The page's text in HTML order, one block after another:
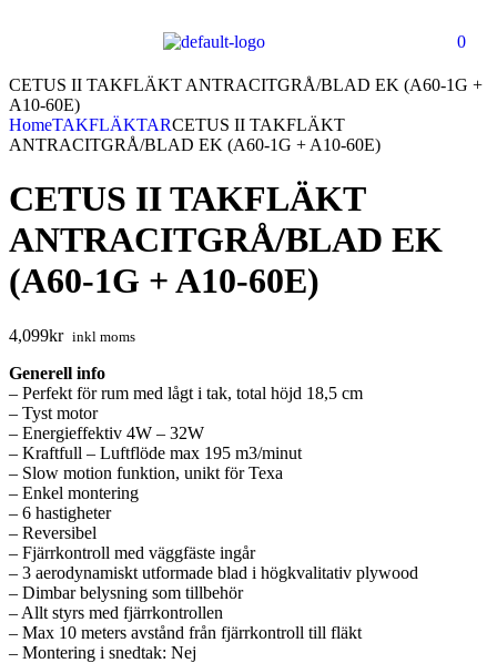
0
CETUS II TAKFLÄKT ANTRACITGRÅ/BLAD EK (A60-1G +
A10-60E)
HomeTAKFLÄKTARCETUS II TAKFLÄKT
ANTRACITGRÅ/BLAD EK (A60-1G + A10-60E)
CETUS II TAKFLÄKT
ANTRACITGRÅ/BLAD EK
(A60-1G + A10-60E)
4,099kr inkl moms
Generell info
– Perfekt för rum med lågt i tak, total höjd 18,5 cm
– Tyst motor
– Energieffektiv 4W – 32W
– Kraftfull – Luftflöde max 195 m3/minut
– Slow motion funktion, unikt för Texa
– Enkel montering
– 6 hastigheter
– Reversibel
– Fjärrkontroll med väggfäste ingår
– 3 aerodynamiskt utformade blad i högkvalitativ plywood
– Dimbar belysning som tillbehör
– Allt styrs med fjärrkontrollen
– Max 10 meters avstånd från fjärrkontroll till fläkt
– Montering i snedtak: Nej